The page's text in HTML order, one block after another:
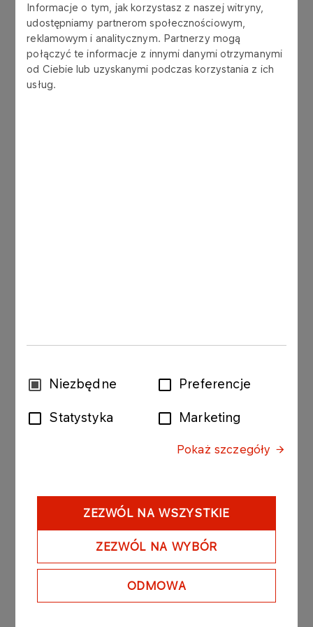
Informacje o tym, jak korzystasz z naszej witryny,
udostępniamy partnerom społecznościowym,
reklamowym i analitycznym. Partnerzy mogą
połączyć te informacje z innymi danymi otrzymanymi
od Ciebie lub uzyskanymi podczas korzystania z ich
usług.
WybórNiezbędne Preferencje
Statystyka Marketing
Pokaż szczegóły
ZEZWÓL NA WSZYSTKIE
ZEZWÓL NA WYBÓR
ODMOWA
ORLEN podejmuje działania mające na celu
obniżanie swojej emisyjności, zgodnie z
celami wyznaczonymi przez Porozumienie
Paryskie. Niebagatelny wpływ na
funkcjonowanie Grupy mają unijne